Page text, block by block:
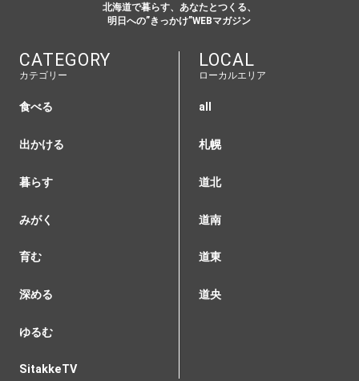
北海道で暮らす、あなたとつくる、
明日への”きっかけ”WEBマガジン
CATEGORY
カテゴリー
食べる
出かける
暮らす
みがく
育む
深める
ゆるむ
SitakkeTV
LOCAL
ローカルエリア
all
札幌
道北
道南
道東
道央